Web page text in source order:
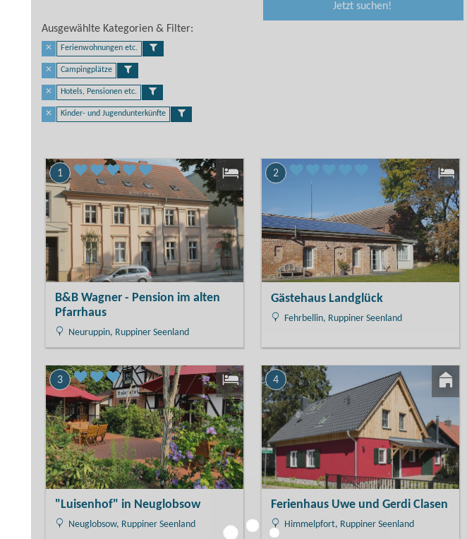
Jetzt suchen!
Ausgewählte Kategorien & Filter:​
✕ Ferienwohnungen etc.
✕ Campingplätze
✕ Hotels, Pensionen etc.
✕ Kinder- und Jugendunterkünfte
1
B&B Wagner - Pension im alten
Pfarrhaus
Neuruppin, Ruppiner Seenland
2
Gästehaus Landglück
Fehrbellin, Ruppiner Seenland
3
"Luisenhof" in Neuglobsow
Neuglobsow, Ruppiner Seenland
4
Ferienhaus Uwe und Gerdi Clasen
Himmelpfort, Ruppiner Seenland